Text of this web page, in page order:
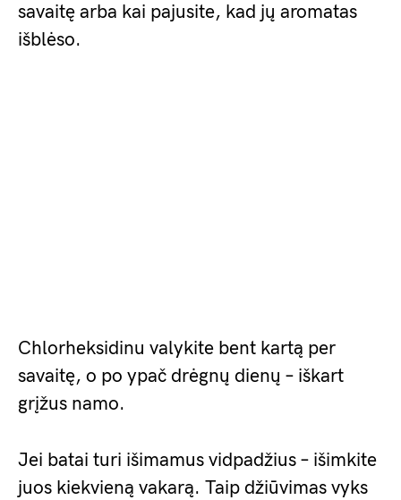
savaitę arba kai pajusite, kad jų aromatas
išblėso.
Chlorheksidinu valykite bent kartą per
savaitę, o po ypač drėgnų dienų – iškart
grįžus namo.
Jei batai turi išimamus vidpadžius – išimkite
juos kiekvieną vakarą. Taip džiūvimas vyks